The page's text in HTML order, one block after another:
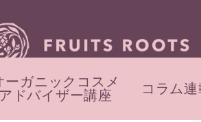
ーガニックコスメ
アドバイザー講座 コラム